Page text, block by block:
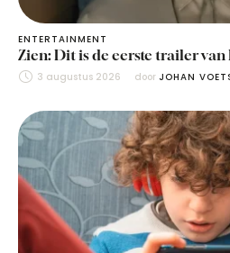
ENTERTAINMENT
Zien: Dit is de eerste trailer
3 augustus 2026 door JOHAN